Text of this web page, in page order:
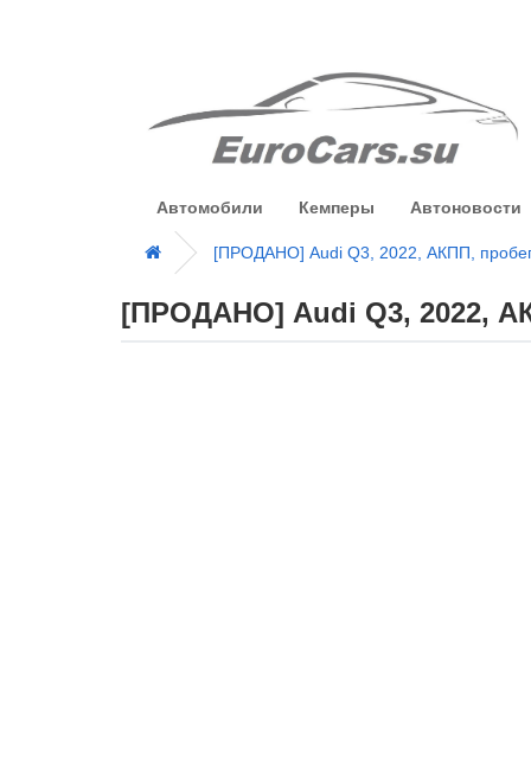
Автомобили Кемперы Автоновости
[ПРОДАНО] Audi Q3, 2022, АКПП,
[ПРОДАНО] Audi Q3, 2022,